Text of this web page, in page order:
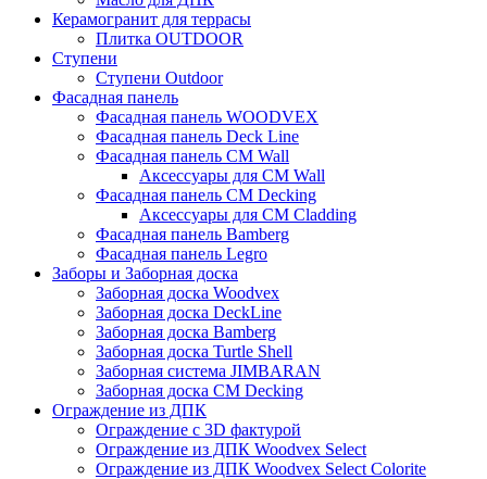
Керамогранит для террасы
Плитка OUTDOOR
Ступени
Ступени Outdoor
Фасадная панель
Фасадная панель WOODVEX
Фасадная панель Deck Line
Фасадная панель CM Wall
Аксессуары для CM Wall
Фасадная панель CM Decking
Аксессуары для CM Cladding
Фасадная панель Bamberg
Фасадная панель Legro
Заборы и Заборная доска
Заборная доска Woodvex
Заборная доска DeckLine
Заборная доска Bamberg
Заборная доска Turtle Shell
Заборная система JIMBARAN
Заборная доска CM Decking
Ограждение из ДПК
Ограждение с 3D фактурой
Ограждение из ДПК Woodvex Select
Ограждение из ДПК Woodvex Select Colorite